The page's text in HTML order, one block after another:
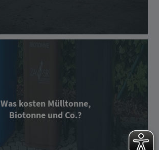
Was kosten Mülltonne,
Biotonne und Co.?